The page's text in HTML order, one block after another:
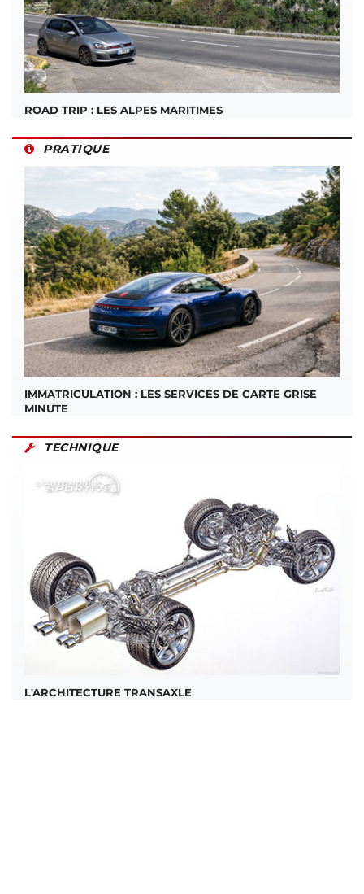
ROAD TRIP : LES ALPES MARITIMES
PRATIQUE
IMMATRICULATION : LES SERVICES DE CARTE GRISE
MINUTE
TECHNIQUE
L'ARCHITECTURE TRANSAXLE